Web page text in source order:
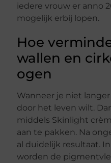
iedere vrouw er anno
mogelijk erbij lopen.
Hoe
wallen en
ogen
Wanneer je niet
door het leven wilt.
middels Skinlight
aan te pakken. Na
al duidelijk resultaat.
worden de